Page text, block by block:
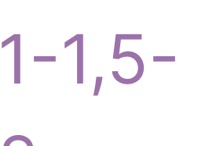
o
1-1,5-